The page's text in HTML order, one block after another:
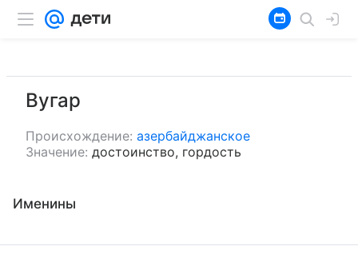
Вугар
Происхождение: азербайджанское
Значение: достоинство, гордость
Именины